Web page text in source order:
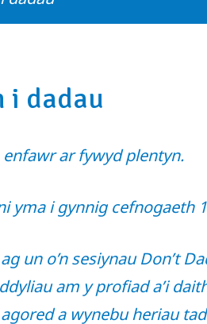
i dadau
ar fywyd plentyn.
yma i gynnig cefnogaeth
un o’n sesiynau Don’t
am y profiad a’i
a wynebu heriau